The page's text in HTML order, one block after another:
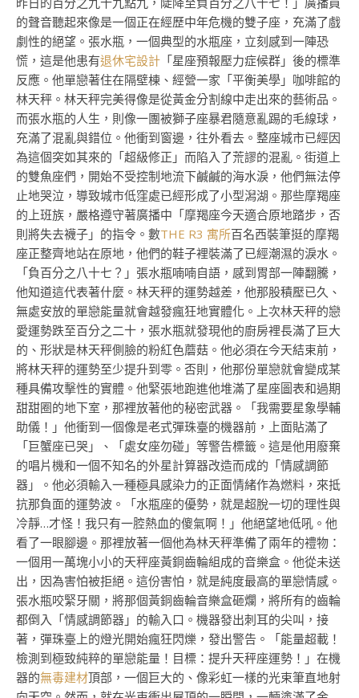
的聲音聽起來像是一個正在經歷中年危機的雙子座，充滿了戲
劇性的絕望。張水瓶，一個典型的水瓶座，立刻感到一陣恐
慌，這是他患有退休宅設計 「星座預報壓力症候群」後的標準
反應。他單戀著住在隔壁棟、經營一家「平衡美學」咖啡館的
林天秤。林天秤完美得像是從黃金分割線中走出來的藝術品。
而張水瓶的人生，則像一團被獅子座暴君隨意亂踢的毛線球，
充滿了混亂與錯位。他衝到窗邊，往外看去。整座城市已經因
為這個突如其來的「超級修正」而陷入了荒謬的混亂。街道上
的雙魚座們，開始不受控制地流下鹹鹹的海水淚，他們無法停
止地哭泣，導致城市低窪處已經形成了小型潟湖。那些摩羯座
的上班族，嚴格遵守著廣播中「摩羯座今天適合原地踏步，否
則將失去襪子」的指令。數THE R3 寓所百名西裝筆挺的摩羯
座正整齊地站在原地，他們的鞋子裡裝滿了已經潮濕的淚水。
「負百分之八十七？」張水瓶喃喃自語，感到胃部一陣翻騰，
他知道這代表著什麼。林天秤的運勢越差，他那股積壓已久、
無處安放的單戀能量就會越發瘋狂地實體化。上次林天秤的戀
愛運勢跌至百分之二十，張水瓶就發現他的廚房裡長滿了巨大
的、形狀是林天秤側臉的粉紅色蘑菇。他必須在今天結束前，
將林天秤的運勢至少提升到零。否則，他那份單戀就會變成某
種具備攻擊性的實體。他緊張地跑進他堆滿了星座圖表和過期
甜甜圈的地下室，那裡放著他的秘密武器。「我需要星象學輔
助儀！」他衝到一個像是老式彈珠臺的機器前，上面貼滿了
「巨蟹座已哭」、「處女座勿碰」等警告標籤。這是他用廢棄
的唱片機和一個不知名的外星計算器改造而成的「情感調節
器」。他必須輸入一種極具感染力的正面情緒作為燃料，來抵
抗那負面的運勢波。「水瓶座的優勢，就是超脫一切的理性與
冷靜…才怪！我只有一腔熱血的傻氣啊！」他絕望地低吼。他
看了一眼腳邊。那裡放著一個他為林天秤準備了兩年的禮物：
一個用一萬塊小小的天秤座黃銅齒輪組成的音樂盒。他從未送
出，因為害怕被拒絕。這份害怕，就是純度最高的單戀情感。
張水瓶咬緊牙關，將那個黃銅齒輪音樂盒砸爛，將所有的齒輪
都倒入「情感調節器」的輸入口。機器發出刺耳的尖叫，接
著，彈珠臺上的燈光開始瘋狂閃爍，發出警告。「能量超載！
檢測到極致純粹的單戀能量！目標：提升天秤座運勢！」在機
器的無毒建材頂部，一個巨大的、像彩虹一樣的光束筆直地射